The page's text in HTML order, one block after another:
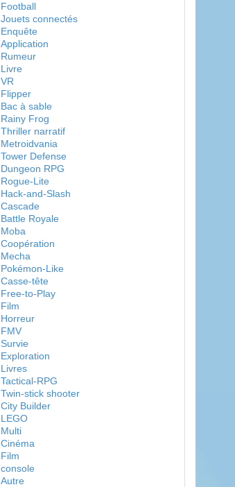
Football
Jouets connectés
Enquête
Application
Rumeur
Livre
VR
Flipper
Bac à sable
Rainy Frog
Thriller narratif
Metroidvania
Tower Defense
Dungeon RPG
Rogue-Lite
Hack-and-Slash
Cascade
Battle Royale
Moba
Coopération
Mecha
Pokémon-Like
Casse-tête
Free-to-Play
Film
Horreur
FMV
Survie
Exploration
Livres
Tactical-RPG
Twin-stick shooter
City Builder
LEGO
Multi
Cinéma
Film
console
Autre